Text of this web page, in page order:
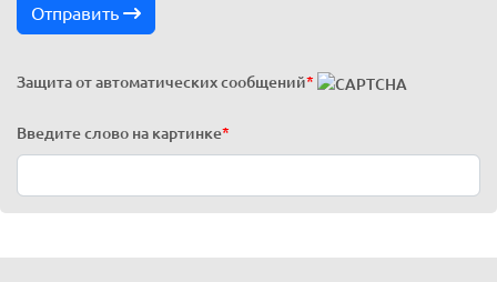
Отправить
Защита от автоматических сообщений*
Введите слово на картинке*